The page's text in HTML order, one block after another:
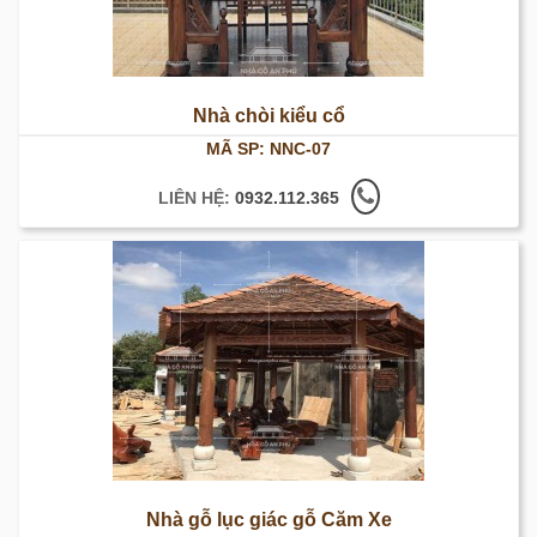
Nhà chòi kiểu cổ
MÃ SP: NNC-07
LIÊN HỆ: 0932.112.365
Nhà gỗ lục giác gỗ Căm Xe